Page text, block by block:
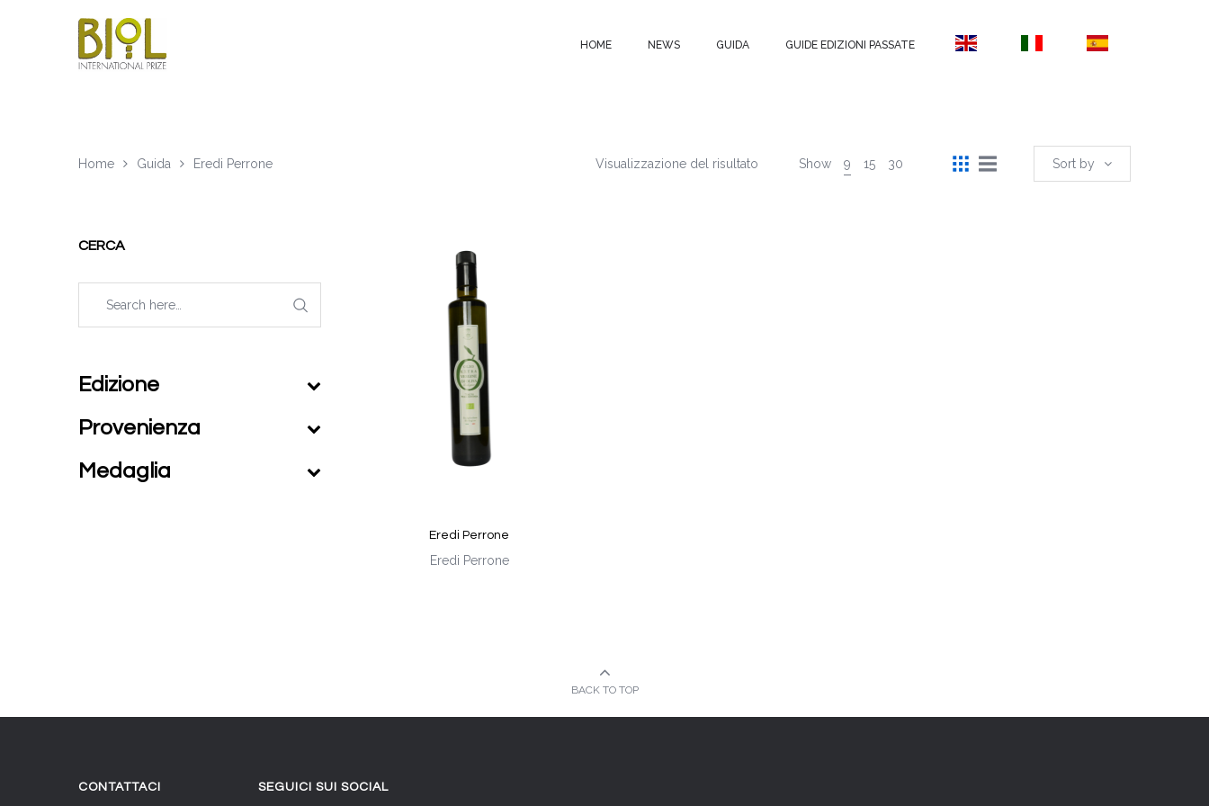
HOME NEWS GUIDA GUIDE EDIZIONI PASSATE
Home Guida Eredi Perrone Sort by
Visualizzazione del risultato Show 9 15 30
Eredi Perrone
Eredi Perrone
CERCA
Edizione
Provenienza
Medaglia
BACK TO TOP
CONTATTACI SEGUICI SUI SOCIAL